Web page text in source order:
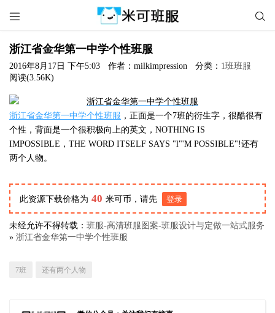
 
浙江省金华第一中学个性班服
2016年8月17日 下午5:03 作者：milkimpression 分类： 1班班服
阅读(3.56K)
浙江省金华第一中学个性班服 ，正面是一个7班的衍生字，很酷很有
个性，背面是一个很积极向上的英文，NOTHING IS
IMPOSSIBLE，THE WORD ITSELF SAYS "l"'M POSSIBLE"!还有
两个人物。
此资源下载价格为 40 米可币，请先 登录
未经允许不得转载： 班服-高清班服图案-班服设计与定做一站式服务
» 浙江省金华第一中学个性班服
7班 还有两个人物